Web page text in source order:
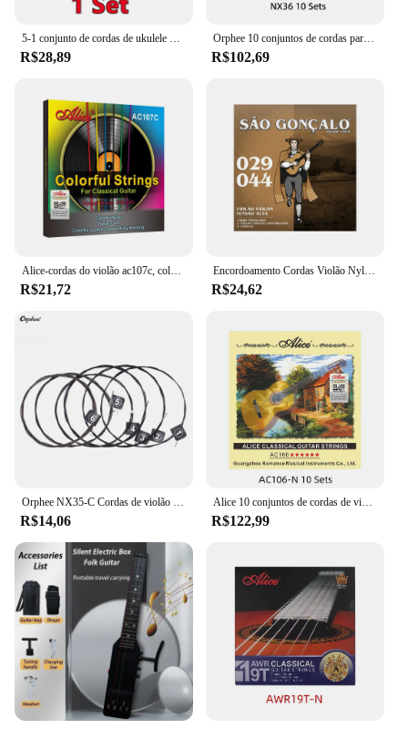
R$28,89
Orphee 10 conjuntos de cordas para violão clássico, nylon de alta qualidade + 3% poliéster, tensão normal/dura 028-043/028-045, atacado
R$102,69
R$21,72
Encordoamento Cordas Violão Nylon Cristal Bolinha Pesada 029 São Gonçalo
R$24,62
Orphee NX35-C Cordas de violão clássico de nylon 6 peças conjunto completo de substituição (.028-.045) núcleo de nylon cor aço banhado a tensão dura
R$14,06
Alice 10 conjuntos de cordas de violão clássico ac106, nylon transparente, liga de cobre banhada a prata, enrolamento de tensão normal/dura, cordas de aprendizagem
R$122,99